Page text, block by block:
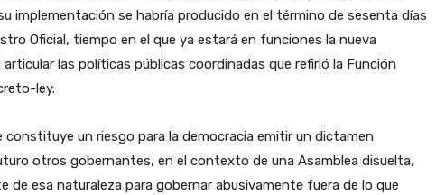
implementación se habría producido en el término de sesenta días
Oficial, tiempo en el que ya estará en funciones la nueva
las políticas públicas coordinadas que refirió la Función
ley.
un riesgo para la democracia emitir un dictamen
otros gobernantes, en el contexto de una Asamblea disuelta,
de esa naturaleza para gobernar abusivamente fuera de lo que